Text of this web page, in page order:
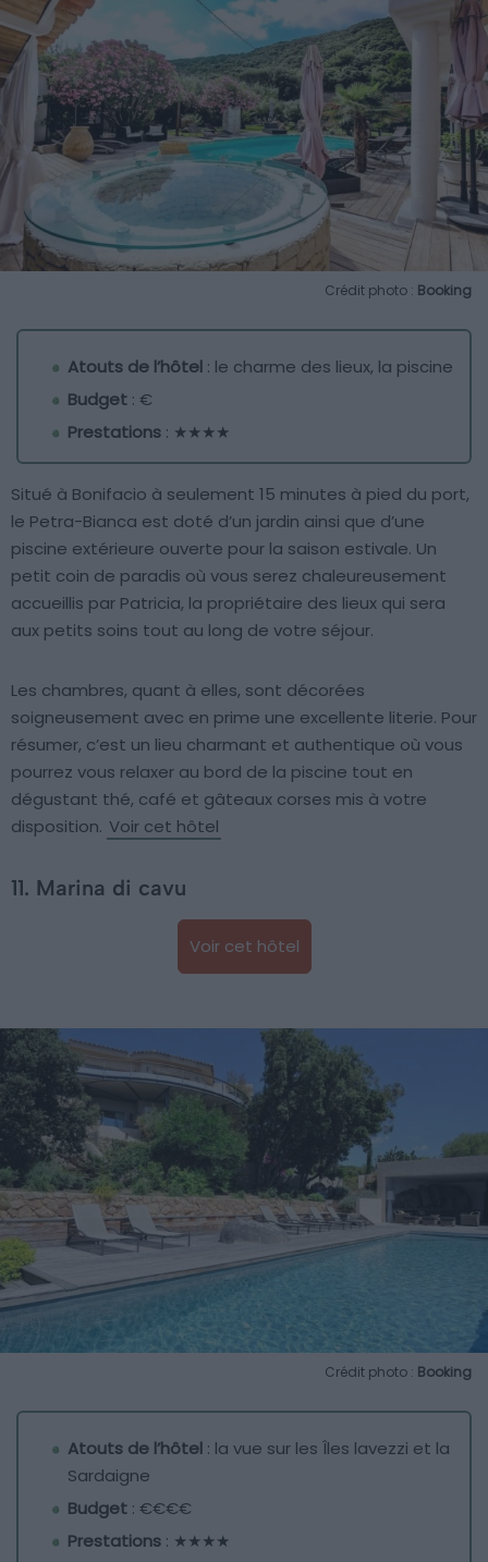
Crédit photo : Booking
Atouts de l’hôtel : le charme des lieux, la piscine
Budget : €
Prestations : ★★★★
Situé à Bonifacio à seulement 15 minutes à pied du port,
le Petra-Bianca est doté d’un jardin ainsi que d’une
piscine extérieure ouverte pour la saison estivale. Un
petit coin de paradis où vous serez chaleureusement
accueillis par Patricia, la propriétaire des lieux qui sera
aux petits soins tout au long de votre séjour.
Les chambres, quant à elles, sont décorées
soigneusement avec en prime une excellente literie. Pour
résumer, c’est un lieu charmant et authentique où vous
pourrez vous relaxer au bord de la piscine tout en
dégustant thé, café et gâteaux corses mis à votre
disposition. Voir cet hôtel
11. Marina di cavu
Voir cet hôtel
Crédit photo : Booking
Atouts de l’hôtel : la vue sur les Îles lavezzi et la
Sardaigne
Budget : €€€€
Prestations : ★★★★